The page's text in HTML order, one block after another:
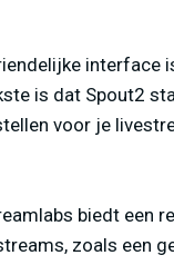
interface
is dat Spout2
voor je
biedt een
zoals een